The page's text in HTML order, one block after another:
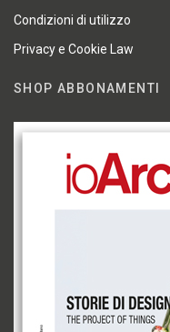
Condizioni di utilizzo
Privacy e Cookie Law
SHOP ABBONAMENTI